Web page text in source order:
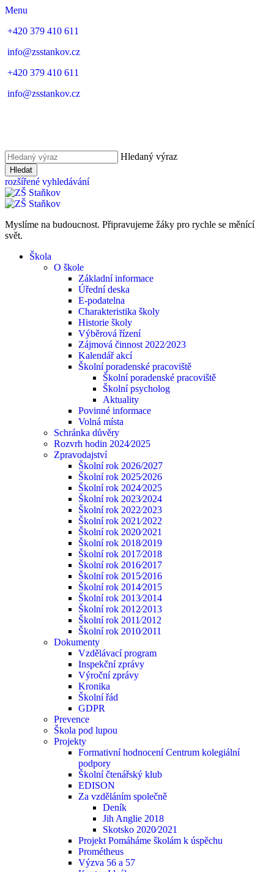
Menu
+420 379 410 611
info@zsstankov.cz
+420 379 410 611
info@zsstankov.cz
Hledaný výraz
Hledat
rozšířené vyhledávání
Myslíme na budoucnost. Připravujeme žáky pro rychle se měnící
svět.
Škola
O škole
Základní informace
Úřední deska
E-podatelna
Charakteristika školy
Historie školy
Výběrová řízení
Zájmová činnost 2022⁄2023
Kalendář akcí
Školní poradenské pracoviště
Školní poradenské pracoviště
Školní psycholog
Aktuality
Povinné informace
Volná místa
Schránka důvěry
Rozvrh hodin 2024⁄2025
Zpravodajství
Školní rok 2026/2027
Školní rok 2025⁄2026
Školní rok 2024⁄2025
Školní rok 2023⁄2024
Školní rok 2022⁄2023
Školní rok 2021⁄2022
Školní rok 2020⁄2021
Školní rok 2018⁄2019
Školní rok 2017⁄2018
Školní rok 2016⁄2017
Školní rok 2015⁄2016
Školní rok 2014⁄2015
Školní rok 2013⁄2014
Školní rok 2012⁄2013
Školní rok 2011⁄2012
Školní rok 2010⁄2011
Dokumenty
Vzdělávací program
Inspekční zprávy
Výroční zprávy
Kronika
Školní řád
GDPR
Prevence
Škola pod lupou
Projekty
Formativní hodnocení Centrum kolegiální
podpory
Školní čtenářský klub
EDISON
Za vzděláním společně
Deník
Jih Anglie 2018
Skotsko 2020⁄2021
Projekt Pomáháme školám k úspěchu
Prométheus
Výzva 56 a 57